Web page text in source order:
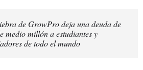
de GrowPro deja una deuda de
medio millón a estudiantes y
de todo el mundo